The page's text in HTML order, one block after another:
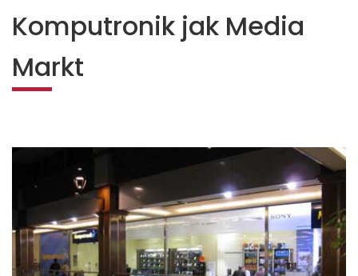
Komputronik jak Media
Markt